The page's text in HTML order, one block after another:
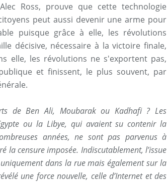
Ross, prouve que cette technologie
peut aussi devenir une arme pour
puisque grâce à elle, les révolutions
décisive, nécessaire à la victoire finale,
elle, les révolutions ne s'exportent pas,
et finissent, le plus souvent, par
de Ben Ali, Moubarak ou Kadhafi ? Les
ou la Libye, qui avaient su contenir la
années, ne sont pas parvenus à
la censure imposée. Indiscutablement, l’issue
dans la rue mais également sur la
une force nouvelle, celle d’Internet et des